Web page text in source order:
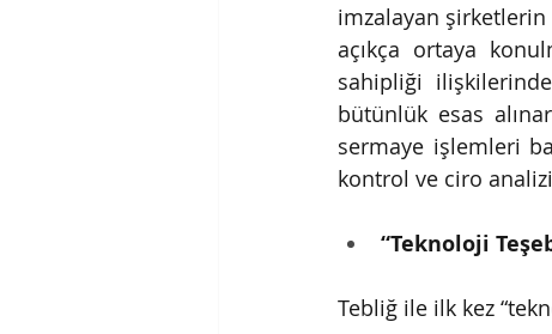
imzalayan
açıkça ortaya
sahipliği
bütünlük esas
sermaye işlemleri
kontrol ve ciro
“Teknoloji
Tebliğ ile ilk kez